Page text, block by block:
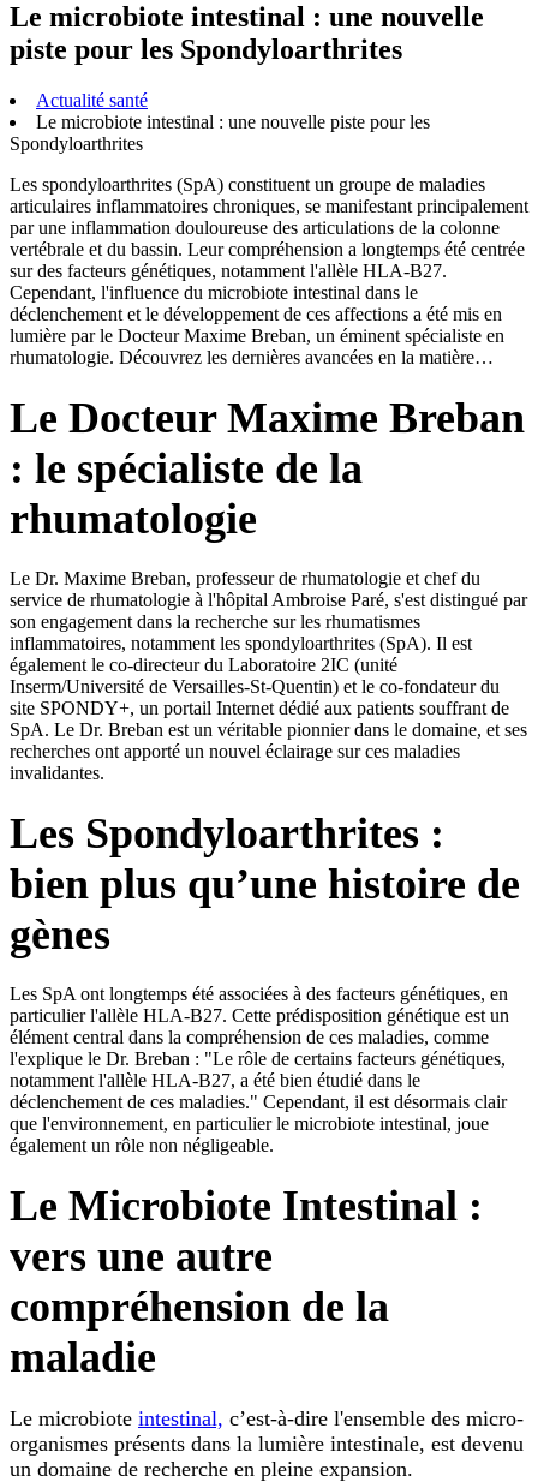
Le microbiote intestinal : une nouvelle
piste pour les Spondyloarthrites
Actualité santé
Le microbiote intestinal : une nouvelle piste pour les
Spondyloarthrites
Les spondyloarthrites (SpA) constituent un groupe de maladies
articulaires inflammatoires chroniques, se manifestant principalement
par une inflammation douloureuse des articulations de la colonne
vertébrale et du bassin. Leur compréhension a longtemps été centrée
sur des facteurs génétiques, notamment l'allèle HLA-B27.
Cependant, l'influence du microbiote intestinal dans le
déclenchement et le développement de ces affections a été mis en
lumière par le Docteur Maxime Breban, un éminent spécialiste en
rhumatologie. Découvrez les dernières avancées en la matière…
Le Docteur Maxime Breban
: le spécialiste de la
rhumatologie
Le Dr. Maxime Breban, professeur de rhumatologie et chef du
service de rhumatologie à l'hôpital Ambroise Paré, s'est distingué par
son engagement dans la recherche sur les rhumatismes
inflammatoires, notamment les spondyloarthrites (SpA). Il est
également le co-directeur du Laboratoire 2IC (unité
Inserm/Université de Versailles-St-Quentin) et le co-fondateur du
site SPONDY+, un portail Internet dédié aux patients souffrant de
SpA. Le Dr. Breban est un véritable pionnier dans le domaine, et ses
recherches ont apporté un nouvel éclairage sur ces maladies
invalidantes.
Les Spondyloarthrites :
bien plus qu’une histoire de
gènes
Les SpA ont longtemps été associées à des facteurs génétiques, en
particulier l'allèle HLA-B27. Cette prédisposition génétique est un
élément central dans la compréhension de ces maladies, comme
l'explique le Dr. Breban : "Le rôle de certains facteurs génétiques,
notamment l'allèle HLA-B27, a été bien étudié dans le
déclenchement de ces maladies." Cependant, il est désormais clair
que l'environnement, en particulier le microbiote intestinal, joue
également un rôle non négligeable.
Le Microbiote Intestinal :
vers une autre
compréhension de la
maladie
Le microbiote intestinal, c’est-à-dire l'ensemble des micro-
organismes présents dans la lumière intestinale, est devenu
un domaine de recherche en pleine expansion.